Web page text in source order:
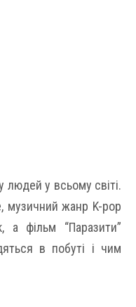
у ​​всьому світі.
музичний жанр K-pop
а фільм “Паразити”
в побуті і чим